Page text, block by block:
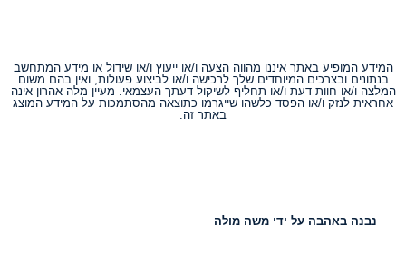
המידע המופיע באתר איננו מהווה הצעה ו/או ייעוץ ו/או שידול או מידע המתחשב
בנתונים ובצרכים המיוחדים שלך לרכישה ו/או לביצוע פעולות, ואין בהם משום
המלצה ו/או חוות דעת ו/או תחליף לשיקול דעתך העצמאי. מעיין מלה אהרון אינה
אחראית לנזק ו/או הפסד כלשהו שייגרמו כתוצאה מהסתמכות על המידע המוצג
באתר זה.
נבנה באהבה על ידי משה מולה